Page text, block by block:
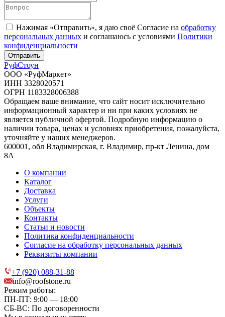
Нажимая «Отправить», я даю своё Согласие на обработку
персональных данных и соглашаюсь с условиями Политики
конфиденциальности
Отправить
РуфСтоун
ООО «РуфМаркет»
ИНН 3328020571
ОГРН 1183328006388
Обращаем ваше внимание, что сайт носит исключительно
информационный характер и ни при каких условиях не
является публичной офертой. Подробную информацию о
наличии товара, ценах и условиях приобретения, пожалуйста,
уточняйте у наших менеджеров.
600001, обл Владимирская, г. Владимир, пр-кт Ленина, дом
8А
О компании
Каталог
Доставка
Услуги
Объекты
Контакты
Статьи и новости
Политика конфиденциальности
Согласие на обработку персональных данных
Реквизиты компании
+7 (920) 088-31-88
info@roofstone.ru
Режим работы:
ПН-ПТ: 9:00 — 18:00
СБ-ВС: По договоренности